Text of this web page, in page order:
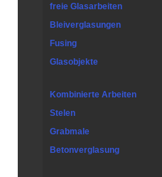
freie Glasarbeiten
Bleiverglasungen
Fusing
Glasobjekte
Kombinierte Arbeiten
Stelen
Grabmale
Betonverglasung